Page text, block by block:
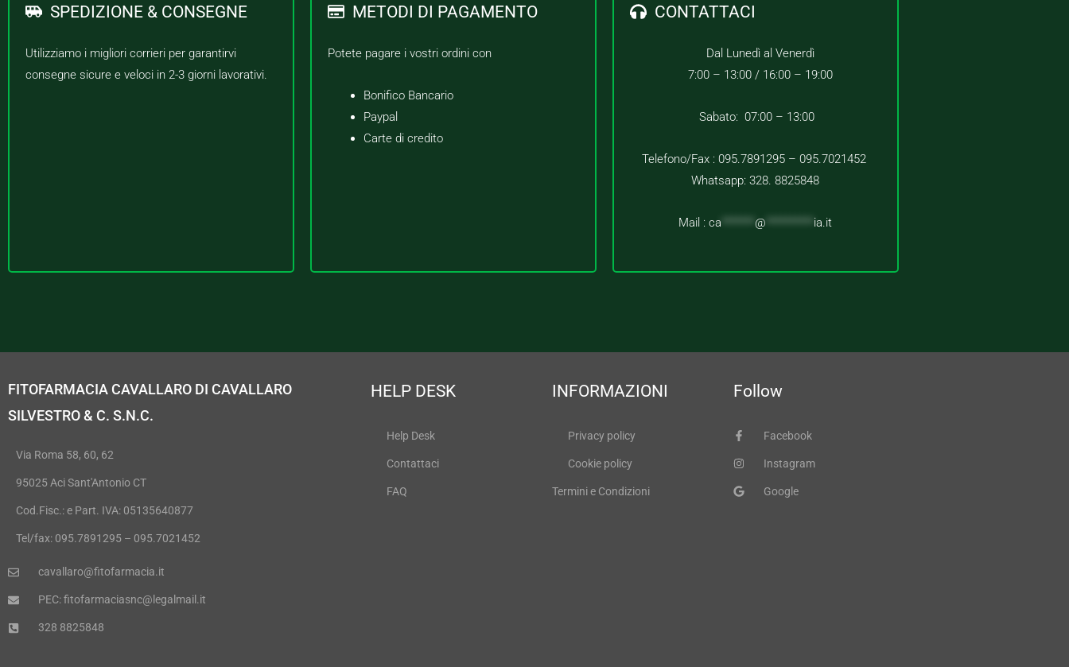
SPEDIZIONE & CONSEGNE
Utilizziamo i migliori corrieri per garantirvi
consegne sicure e veloci in 2-3 giorni lavorativi.
METODI DI PAGAMENTO
Potete pagare i vostri ordini con
Bonifico Bancario
Paypal
Carte di credito
CONTATTACI
Dal Lunedì al Venerdì
7:00 – 13:00 / 16:00 – 19:00
Sabato: 07:00 – 13:00
Telefono/Fax : 095.7891295 – 095.7021452
Whatsapp: 328. 8825848
Mail :ca *******@ ia.it
FITOFARMACIA CAVALLARO DI CAVALLARO
SILVESTRO & C. S.N.C.
Via Roma 58, 60, 62
95025 Aci Sant'Antonio CT
Cod.Fisc.: e Part. IVA: 05135640877
Tel/fax: 095.7891295 – 095.7021452
cavallaro@fitofarmacia.it
PEC: fitofarmaciasnc@legalmail.it
328 8825848
HELP DESK
Help Desk
Contattaci
FAQ
INFORMAZIONI
Privacy policy
Cookie policy
Termini e Condizioni
Follow
Facebook
Instagram
Google